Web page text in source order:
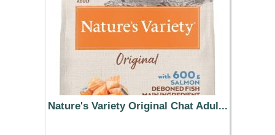
Nature's Variety Original Chat Adul...